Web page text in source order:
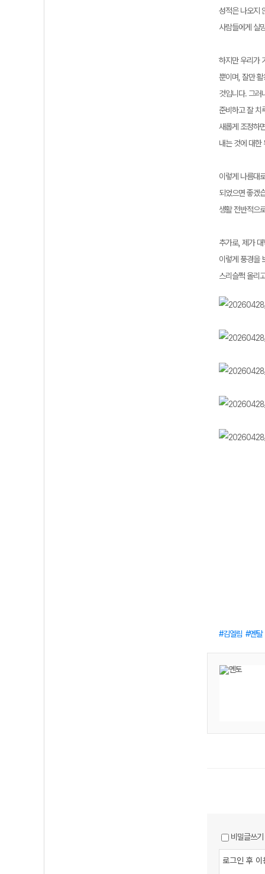
성적은 나오지
사람들에게 실
하지만 우리가
뿐이며, 잘만
것입니다. 그러
준비하고 잘 치
새롭게 조정하
내는 것에 대한
이렇게 나름대
되었으면 좋겠
생활 전반적으
추가로, 제가
이렇게 풍경을
스리슬쩍 올리
김엘림 멘탈
비밀글쓰기